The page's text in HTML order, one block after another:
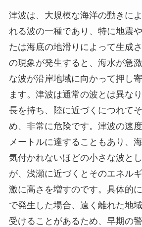
津波は、大規模な海洋の動きに
れる波の一種であり、特に地震
たは海底の地滑りによって生成
の現象が発生すると、海水が急
な波が沿岸地域に向かって押し
ます。津波は通常の波とは異な
長を持ち、陸に近づくにつれて
め、非常に危険です。津波の速
メートルに達することもあり、
気付かれないほどの小さな波と
が、浅瀬に近づくとそのエネル
激に高さを増すのです。具体的
で発生した場合、遠く離れた地
受けることがあるため、早期の